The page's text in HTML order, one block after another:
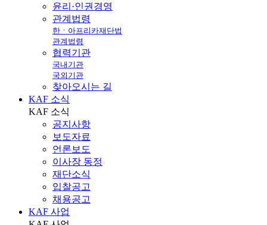
윤리·인권경영
관계법령
한ㆍ아프리카재단법
관계법령
협력기관
국내기관
국외기관
찾아오시는 길
KAF 소식
KAF 소식
공지사항
보도자료
언론보도
이사장 동정
재단소식
입찰공고
채용공고
KAF 사업